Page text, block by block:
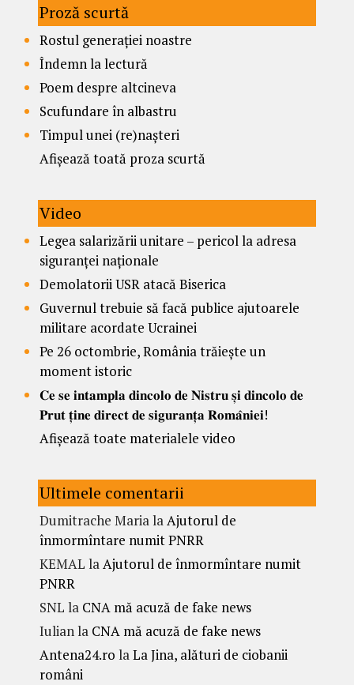
Proză scurtă
Rostul generației noastre
Îndemn la lectură
Poem despre altcineva
Scufundare în albastru
Timpul unei (re)nașteri
Afișează toată proza scurtă
Video
Legea salarizării unitare – pericol la adresa
siguranței naționale
Demolatorii USR atacă Biserica
Guvernul trebuie să facă publice ajutoarele
militare acordate Ucrainei
Pe 26 octombrie, România trăiește un
moment istoric
𝐂𝐞 𝐬𝐞 𝐢𝐧𝐭𝐚𝐦𝐩𝐥𝐚 𝐝𝐢𝐧𝐜𝐨𝐥𝐨 𝐝𝐞 𝐍𝐢𝐬𝐭𝐫𝐮 𝐬̦𝐢 𝐝𝐢𝐧𝐜𝐨𝐥𝐨 𝐝𝐞
𝐏𝐫𝐮𝐭 𝐭̦𝐢𝐧𝐞 𝐝𝐢𝐫𝐞𝐜𝐭 𝐝𝐞 𝐬𝐢𝐠𝐮𝐫𝐚𝐧𝐭̦𝐚 𝐑𝐨𝐦𝐚̂𝐧𝐢𝐞𝐢!
Afișează toate materialele video
Ultimele comentarii
Dumitrache MarialaAjutorul de
înmormîntare numit PNRR
KEMAL laAjutorul de înmormîntare numit
PNRR
SNL la CNA mă acuză de fake news
Iulianla CNA mă acuză de fake news
Antena24.ro laLa Jina, alături de ciobanii
români